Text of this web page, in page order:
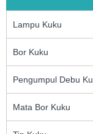
Lampu Kuku
Bor Kuku
Pengumpul Debu
Mata Bor Kuku